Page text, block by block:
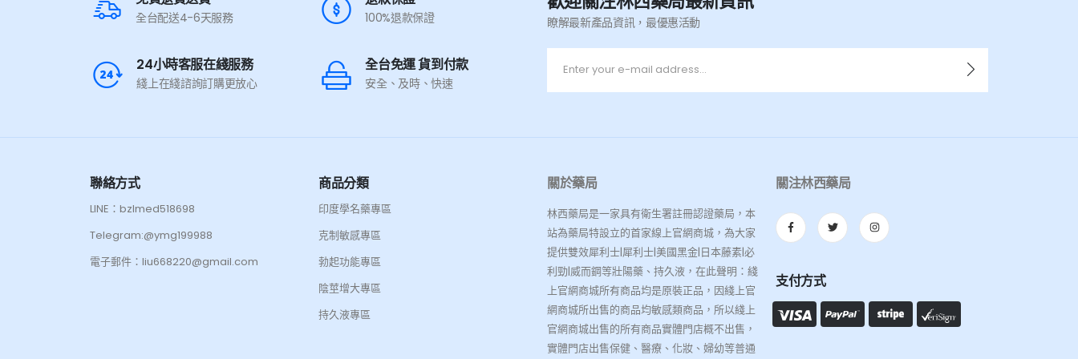
全台配送4-6天服務 100%退款保證
24小時客服在綫服務
綫上在綫諮詢訂購更放心
全台免運 貨到付款
安全、及時、快速
瞭解最新產品資訊，最優惠活動
聯絡方式
LINE：bzlmed518698
Telegram:@ymg199988
電子郵件：liu668220@gmail.com
商品分類
印度學名藥專區
克制敏感專區
勃起功能專區
陰莖增大專區
持久液專區
關於藥局
林西藥局是一家具有衛生署註冊認證藥局，本
站為藥局特設立的首家線上官網商城，為大家
提供雙效犀利士|犀利士|美國黑金|日本藤素|必
利勁|威而鋼等壯陽藥、持久液，在此聲明：綫
上官網商城所有商品均是原裝正品，因綫上官
網商城所出售的商品均敏感類商品，所以綫上
官網商城出售的所有商品實體門店概不出售，
實體門店出售保健、醫療、化妝、婦幼等普通
關注林西藥局
支付方式